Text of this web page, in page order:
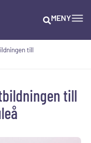
MENY
till
till